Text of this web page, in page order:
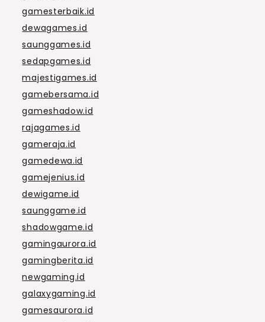
gamesterbaik.id
dewagames.id
saunggames.id
sedapgames.id
majestigames.id
gamebersama.id
gameshadow.id
rajagames.id
gameraja.id
gamedewa.id
gamejenius.id
dewigame.id
saunggame.id
shadowgame.id
gamingaurora.id
gamingberita.id
newgaming.id
galaxygaming.id
gamesaurora.id